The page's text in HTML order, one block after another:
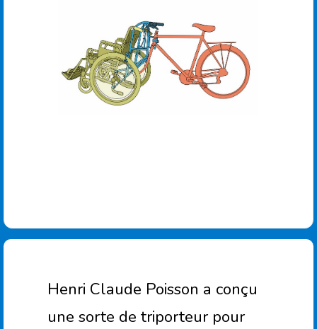
Henri Claude Poisson a conçu
une sorte de triporteur pour